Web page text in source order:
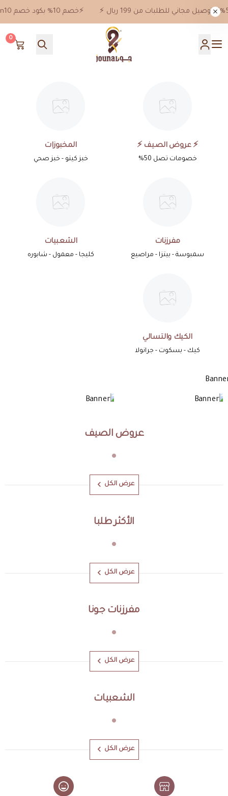
⚡️خصم 10% بكود خصم jn10 علي جميع المنتجات ماعدا خصومات 50%⚡️ توصيل مجاني للطلبات من 199 ريال ⚡️
جونا
0
⚡️ عروض الصيف ⚡️
خصومات تصل 50%
المخبوزات
خبز كيتو - خبز صحي
مفرزنات
سمبوسة - بيتزا - مراصيع
الشعبيات
كليجا - معمول - شابوره
الكيك والتسالي
كيك - بسكوت - جرانولا
عروض الصيف
عرض الكل
الأكثر طلبا
عرض الكل
مفرزنات جونا
عرض الكل
الشعبيات
عرض الكل